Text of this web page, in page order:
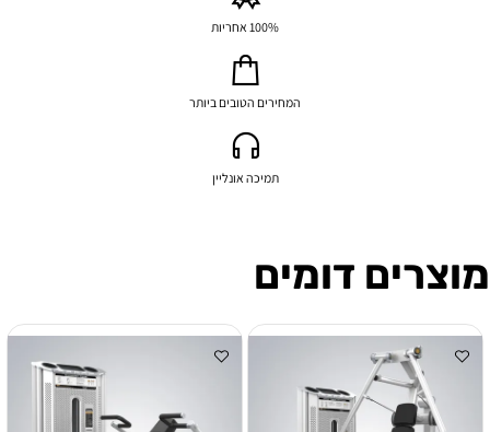
100% אחריות
המחירים הטובים ביותר
תמיכה אונליין
מוצרים דומים